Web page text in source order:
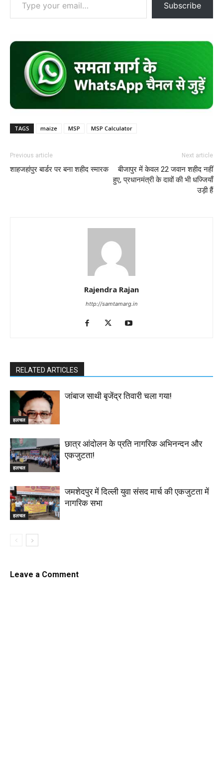
Subscribe
TAGS maize MSP MSP Calculator
Previous article
शाहजहांपुर बार्डर पर बना शहीद स्मारक
Next article
बीजापुर में केवल 22 जवान शहीद नहीं
हुए, प्रधानमंत्री के दावों की भी धज्जियाँ
उड़ी हैं
Rajendra Rajan
http://samtamarg.in
RELATED ARTICLES
हलचल
जांबाज साथी बृजेंद्र तिवारी चला गया!
हलचल
छात्र आंदोलन के प्रति नागरिक अभिनन्दन और
एकजुटता!
हलचल
जमशेदपुर में दिल्ली युवा संसद मार्च की एकजुटता में
नागरिक सभा
Leave a Comment